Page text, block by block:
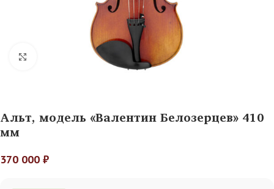
Нажмите, чтобы увеличить
Альт, модель «Валентин Белозерцев» 410
мм
370 000 ₽